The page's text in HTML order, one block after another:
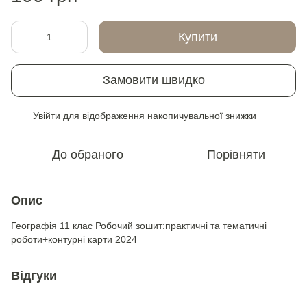
Купити
Замовити швидко
Увійти для відображення накопичувальної знижки
До обраного Порівняти
Опис
Географія 11 клас Робочий зошит:практичні та тематичні
роботи+контурні карти 2024
Відгуки